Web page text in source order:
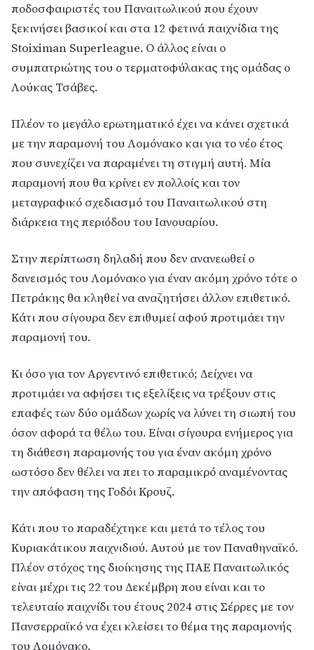
ποδοσφαιριστές του Παναιτωλικού που έχουν
ξεκινήσει βασικοί και στα 12 φετινά παιχνίδια της
Stoiximan Superleague. Ο άλλος είναι ο
συμπατριώτης του ο τερματοφύλακας της ομάδας ο
Λούκας Τσάβες.
Πλέον το μεγάλο ερωτηματικό έχει να κάνει σχετικά
με την παραμονή του Λομόνακο και για το νέο έτος
που συνεχίζει να παραμένει τη στιγμή αυτή. Μία
παραμονή που θα κρίνει εν πολλοίς και τον
μεταγραφικό σχεδιασμό του Παναιτωλικού στη
διάρκεια της περιόδου του Ιανουαρίου.
Στην περίπτωση δηλαδή που δεν ανανεωθεί ο
δανεισμός του Λομόνακο για έναν ακόμη χρόνο τότε ο
Πετράκης θα κληθεί να αναζητήσει άλλον επιθετικό.
Κάτι που σίγουρα δεν επιθυμεί αφού προτιμάει την
παραμονή του.
Κι όσο για τον Αργεντινό επιθετικό; Δείχνει να
προτιμάει να αφήσει τις εξελίξεις να τρέξουν στις
επαφές των δύο ομάδων χωρίς να λύνει τη σιωπή του
όσον αφορά τα θέλω του. Είναι σίγουρα ενήμερος για
τη διάθεση παραμονής του για έναν ακόμη χρόνο
ωστόσο δεν θέλει να πει το παραμικρό αναμένοντας
την απόφαση της Γοδόι Κρουζ.
Κάτι που το παραδέχτηκε και μετά το τέλος του
Κυριακάτικου παιχνιδιού. Αυτού με τον Παναθηναϊκό.
Πλέον στόχος της διοίκησης της ΠΑΕ Παναιτωλικός
είναι μέχρι τις 22 του Δεκέμβρη που είναι και το
τελευταίο παιχνίδι του έτους 2024 στις Σέρρες με τον
Πανσερραϊκό να έχει κλείσει το θέμα της παραμονής
του Λομόνακο.